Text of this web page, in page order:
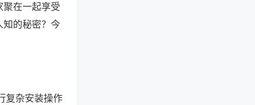
在一起享受
知的秘密？今
复杂安装操作